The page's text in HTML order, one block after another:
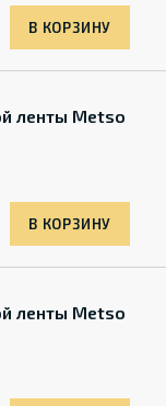
В КОРЗИНУ
ленты Metso
В КОРЗИНУ
ленты Metso